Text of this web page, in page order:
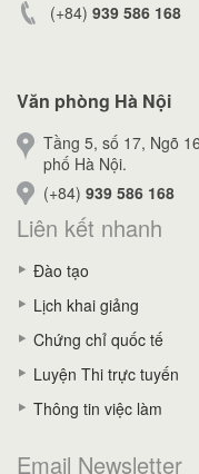
(+84) 939 586 168
Văn phòng Hà Nội
Tầng 5, số 17, Ngõ
phố Hà Nội.
(+84) 939 586 168
Liên kết nhanh
Đào tạo
Lịch khai giảng
Chứng chỉ quốc tế
Luyện Thi trực tuyến
Thông tin việc làm
Email Newsletter